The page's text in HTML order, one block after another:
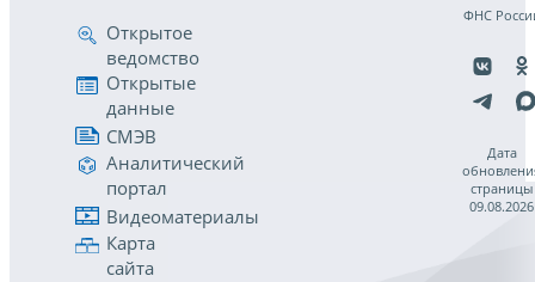
Открытое
ведомство
Открытые
данные
СМЭВ
Аналитический
портал
Видеоматериалы
Карта
сайта
ФНС
Дата
страницы
09.08.2026